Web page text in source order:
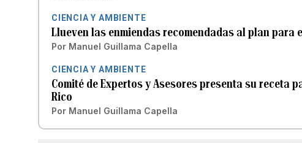
CIENCIA Y AMBIENTE
Llueven las enmiendas recomendadas al plan para
Por Manuel Guillama Capella
CIENCIA Y AMBIENTE
Comité de Expertos y Asesores presenta su receta
Rico
Por Manuel Guillama Capella